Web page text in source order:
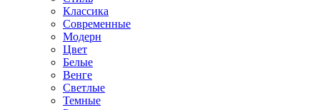
Классика
Современные
Модерн
Цвет
Белые
Венге
Светлые
Темные